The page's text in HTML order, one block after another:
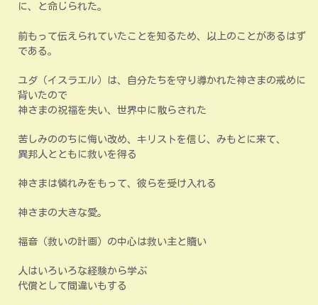
に、と命じられた。
前もって伝えられていたことを知るため、以上のことがあるはず
である。
ユダ（イスラエル）は、自分たちを守り導かれた神さまの戒めに
背いたので
神さまの祝福を失い、世界中に散らされた
苦しみののちに悔い改め、キリストを信じ、みもとに来て、
異邦人とともに救いを得る
神さまは憐れみをもって、彼らを受け入れる
神さまの大きな愛。
福音（救いの計画）の中心は救い主と贖い
人はいろいろな経験から学ぶ
代償として間違いもする